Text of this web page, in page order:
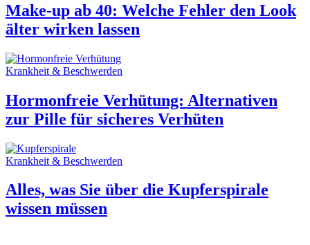
Make-up ab 40: Welche Fehler den Look
älter wirken lassen
Krankheit & Beschwerden
Hormonfreie Verhütung: Alternativen
zur Pille für sicheres Verhüten
Krankheit & Beschwerden
Alles, was Sie über die Kupferspirale
wissen müssen